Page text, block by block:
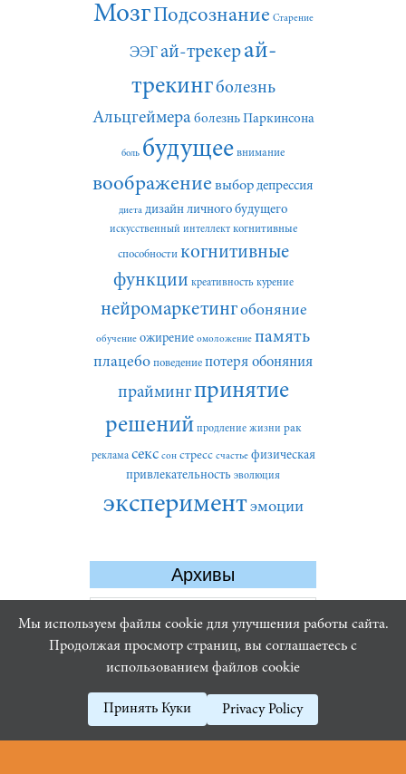
МозгПодсознание Старение
ЭЭГай-трекерай-
трекингболезнь
Альцгеймера болезнь Паркинсона
боль будущее внимание
воображение выбор депрессия
диета дизайн личного будущего
искусственный интеллект когнитивные
способности когнитивные
функции креативность курение
нейромаркетингобоняние
обучение ожирение омоложение память
плацебо поведение потеря обоняния
праймингпринятие
решений продление жизни рак
реклама секс сон стресс счастье физическая
привлекательность эволюция
экспериментэмоции
Архивы
16+
Мы используем файлы cookie для улучшения работы сайта.
Продолжая просмотр страниц, вы соглашаетесь с
использованием файлов cookie
Принять Куки Privacy Policy